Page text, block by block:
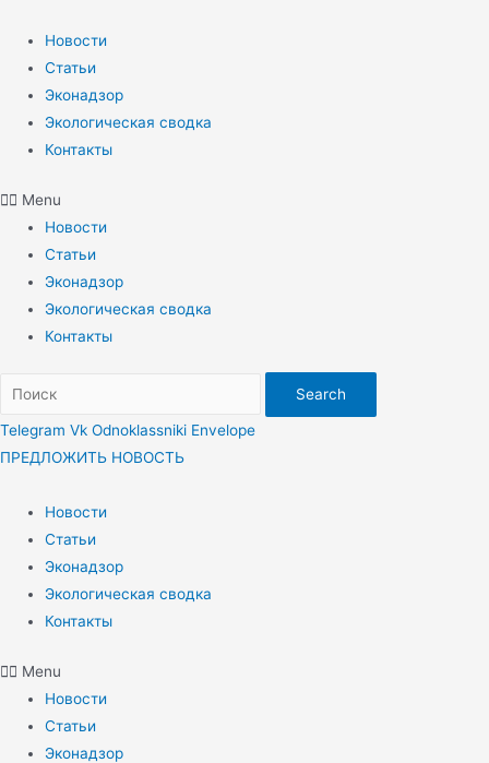
содержимому
Новости
Статьи
Эконадзор
Экологическая сводка
Контакты
Menu
Новости
Статьи
Эконадзор
Экологическая сводка
Контакты
Search
Telegram Vk Odnoklassniki Envelope
ПРЕДЛОЖИТЬ НОВОСТЬ
Новости
Статьи
Эконадзор
Экологическая сводка
Контакты
Menu
Новости
Статьи
Эконадзор